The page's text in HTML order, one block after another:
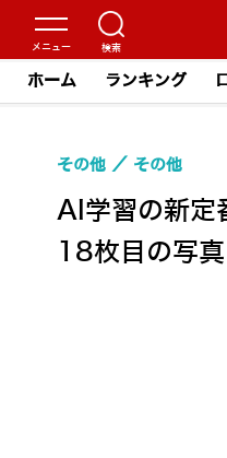
ホーム ランキング
AI学習の新
18枚目の写
その他 その他